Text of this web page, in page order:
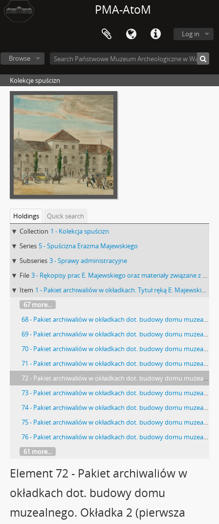
PMA-AtoM
Log in
Browse
Kolekcje spuścizn
Holdings
Quick search
Collection 1 - Kolekcja spuścizn
Series 5 - Spuścizna Erazma Majewskiego
Subseries 3 - Sprawy administracyjne
File 3 - Rękopisy prac E. Majewskiego oraz materiały związane z MEM Muzeum Miejskim w Warszawie i MPimEMTNW
Item 1 - Pakiet archiwaliów w okładkach. Tytuł ręką E. Majewskiego: ”Akta budowy domu muzealnego”. Zawiera notatki i szkice E. Majewskiego rysunki na kalce projekt i rysunek kolorowany Zenona Chrzanowskiego „Lice Muzeum Przedhistorycznego od ul. Zaokopowej” w skali 1:200 z 14 marca 1913 r. projekt Czesława Domaniewskiego z 1914 r.
67 more...
68 - Pakiet archiwaliów w okładkach dot. budowy domu muzealnego. Strona: "dług. 1 m 20 cm 16 gablot […]".
69 - Pakiet archiwaliów w okładkach dot. budowy domu muzealnego. Strona: "pszczoły Gdyby pszczoły rojąc się […]".
70 - Pakiet archiwaliów w okładkach dot. budowy domu muzealnego. Strona: "[…] Taraz Zdaje mi się zamówić […]".
71 - Pakiet archiwaliów w okładkach dot. budowy domu muzealnego. Strona ze szkicem: "No 1582 […]".
72 - Pakiet archiwaliów w okładkach dot. budowy domu muzealnego. Okładka 2 (pierwsza strona): "[…] 15.I.1914. Wierzbno […]".
73 - Pakiet archiwaliów w okładkach dot. budowy domu muzealnego. Okładka 2 (druga strona): "Chociaż cała praca ma charakter […]".
74 - Pakiet archiwaliów w okładkach dot. budowy domu muzealnego. Okładka 2 (ostatnia strona): "[…] dojazd - droga […]".
75 - Pakiet archiwaliów w okładkach dot. budowy domu muzealnego. Strona ze szkicem: "Mój Plan N 3 […]".
76 - Pakiet archiwaliów w okładkach dot. budowy domu muzealnego. Strona z dnia z 14.08.1913 r. ze szkicem: "Szkic p. Zenona Ch. […]".
61 more...
Element 72 - Pakiet archiwaliów w
okładkach dot. budowy domu
muzealnego. Okładka 2 (pierwsza